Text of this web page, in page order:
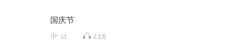
国庆节
11 2.1万